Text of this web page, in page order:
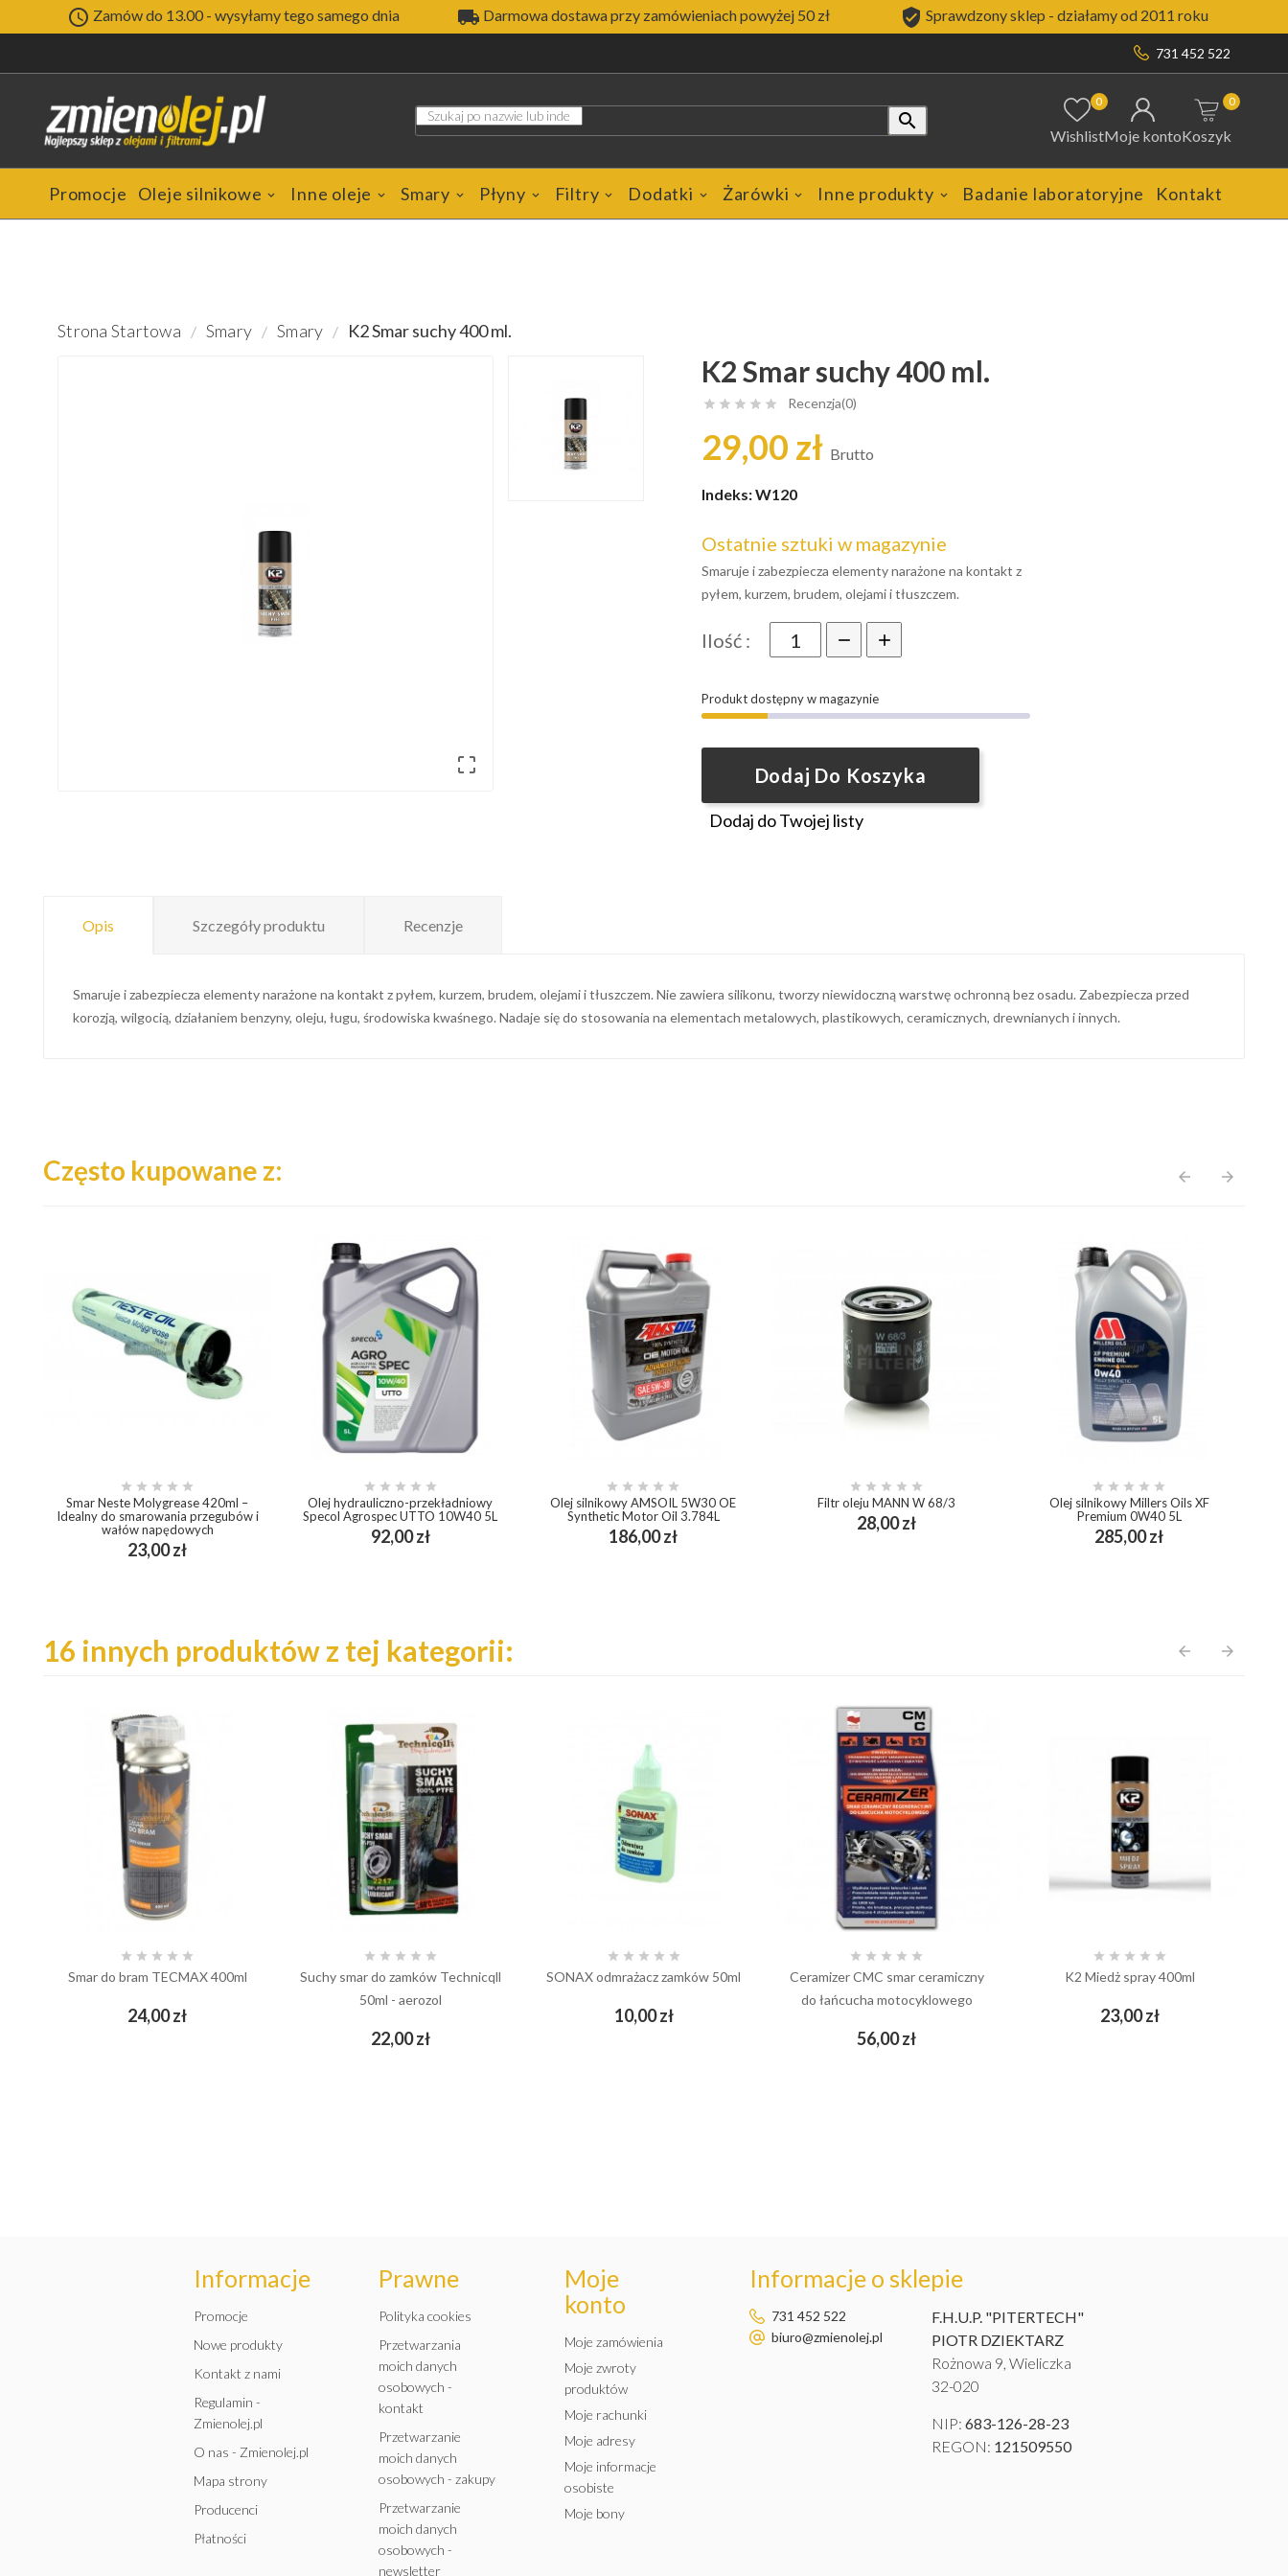
 Zamów do 13.00 - wysyłamy tego samego dnia  Darmowa dostawa przy zamówieniach powyżej 50 zł  Sprawdzony sklep - działamy od 2011 roku
731 452 522

0
WishlistMoje kontoKoszyk
0
Promocje Oleje silnikowe Inne oleje Smary Płyny Filtry Dodatki Żarówki Inne produkty Badanie laboratoryjne Kontakt
Strona Startowa Smary Smary K2 Smar suchy 400 ml.

K2 Smar suchy 400 ml.
     Recenzja(0)
29,00 zł Brutto
Indeks:W120
Ostatnie sztuki w magazynie
Smaruje i zabezpiecza elementy narażone na kontakt z
pyłem, kurzem, brudem, olejami i tłuszczem.
Ilość :
Produkt dostępny w magazynie
Dodaj Do Koszyka
Dodaj do Twojej listy
Opis Szczegóły produktu Recenzje
Smaruje i zabezpiecza elementy narażone na kontakt z pyłem, kurzem, brudem, olejami i tłuszczem. Nie zawiera silikonu, tworzy niewidoczną warstwę ochronną bez osadu. Zabezpiecza przed
korozją, wilgocią, działaniem benzyny, oleju, ługu, środowiska kwaśnego. Nadaje się do stosowania na elementach metalowych, plastikowych, ceramicznych, drewnianych i innych.
Często kupowane z: arrow_back arrow_forward
    
Smar Neste Molygrease 420ml –
Idealny do smarowania przegubów i
wałów napędowych
23,00 złCena
add_shopping_cart
    
Olej hydrauliczno-przekładniowy
Specol Agrospec UTTO 10W40 5L
92,00 złCena
add_shopping_cart
    
Olej silnikowy AMSOIL 5W30 OE
Synthetic Motor Oil 3.784L
186,00 złCena
add_shopping_cart
    
Filtr oleju MANN W 68/3
28,00 złCena
add_shopping_cart
    
Olej silnikowy Millers Oils XF
Premium 0W40 5L
285,00 złCena
add_shopping_cart
16 innych produktów z tej kategorii: arrow_back arrow_forward
    
Smar do bram TECMAX 400ml
24,00 złCena
add_shopping_cart
    
Suchy smar do zamków Technicqll
50ml - aerozol
22,00 złCena
add_shopping_cart
    
SONAX odmrażacz zamków 50ml
10,00 złCena
add_shopping_cart
    
Ceramizer CMC smar ceramiczny
do łańcucha motocyklowego
56,00 złCena
add_shopping_cart
    
K2 Miedż spray 400ml
23,00 złCena
add_shopping_cart
Informacje
Promocje
Nowe produkty
Kontakt z nami
Regulamin -
Zmienolej.pl
O nas - Zmienolej.pl
Mapa strony
Producenci
Płatności
Prawne
Polityka cookies
Przetwarzania
moich danych
osobowych -
kontakt
Przetwarzanie
moich danych
osobowych - zakupy
Przetwarzanie
moich danych
osobowych -
newsletter
Moje
konto
Moje zamówienia
Moje zwroty
produktów
Moje rachunki
Moje adresy
Moje informacje
osobiste
Moje bony
Informacje o sklepie
731 452 522
biuro@zmienolej.pl
F.H.U.P. "PITERTECH"
PIOTR DZIEKTARZ
Rożnowa 9, Wieliczka
32-020
NIP: 683-126-28-23
REGON: 121509550